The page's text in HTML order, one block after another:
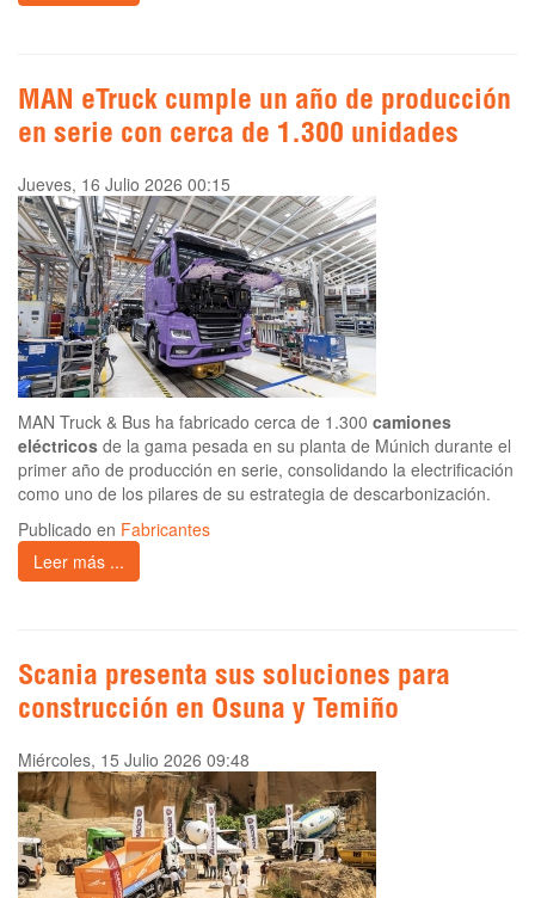
MAN eTruck cumple un año de producción
en serie con cerca de 1.300 unidades
Jueves, 16 Julio 2026 00:15
MAN Truck & Bus ha fabricado cerca de 1.300 camiones
eléctricos de la gama pesada en su planta de Múnich durante el
primer año de producción en serie, consolidando la electrificación
como uno de los pilares de su estrategia de descarbonización.
Publicado en Fabricantes
Leer más ...
Scania presenta sus soluciones para
construcción en Osuna y Temiño
Miércoles, 15 Julio 2026 09:48